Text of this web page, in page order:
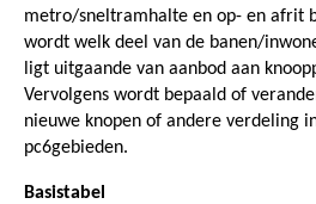
metro/sneltramhalte en op- en afrit
wordt welk deel van de banen/
ligt uitgaande van aanbod aan
Vervolgens wordt bepaald of
nieuwe knopen of andere verdeling
pc6gebieden.
Basistabel